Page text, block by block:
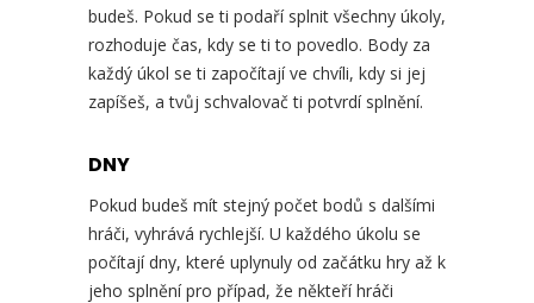
budeš. Pokud se ti podaří splnit všechny úkoly,
rozhoduje čas, kdy se ti to povedlo. Body za
každý úkol se ti započítají ve chvíli, kdy si jej
zapíšeš, a tvůj schvalovač ti potvrdí splnění.
DNY
Pokud budeš mít stejný počet bodů s dalšími
hráči, vyhrává rychlejší. U každého úkolu se
počítají dny, které uplynuly od začátku hry až k
jeho splnění pro případ, že někteří hráči